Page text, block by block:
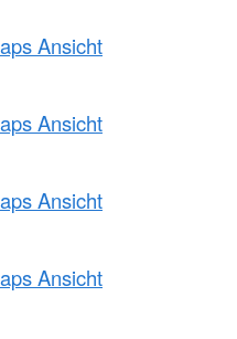
Ansicht
Ansicht
Ansicht
Ansicht